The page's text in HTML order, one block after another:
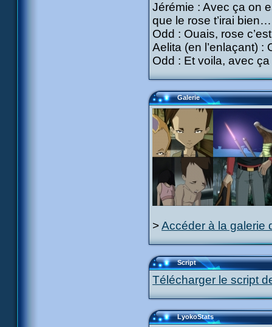
Jérémie : Avec ça on
que le rose t’irai bien…
Odd : Ouais, rose
Aelita (en l’enlaçant) :
Odd : Et voila, avec ça
Galerie
>Accéder à la galerie
Script
Télécharger le script
LyokoStats